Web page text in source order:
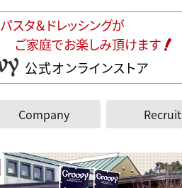
公式オンラインストア
パスタ＆ドレッシングが
ご家庭でお楽しみ頂けます
Company Recruit